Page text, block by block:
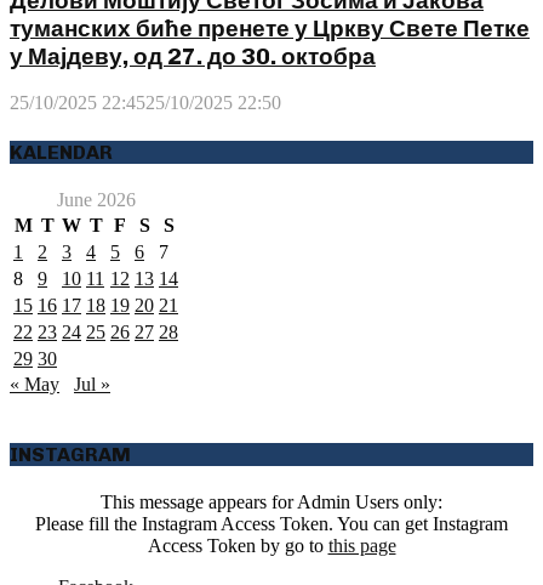
туманских биће пренете у Цркву Свете Петке
у Мајдеву, од 27. до 30. октобра
25/10/2025 22:4525/10/2025 22:50
KALENDAR
June 2026
M T W T F S
S
1
2 3 4 5 6
7
8
9 10 11 12 13 14
15 16 17 18 19 20 21
22 23 24 25 26 27 28
29 30
« May
Jul »
INSTAGRAM
This message appears for Admin Users only:
Please fill the Instagram Access Token. You can get Instagram
Access Token by go to this page